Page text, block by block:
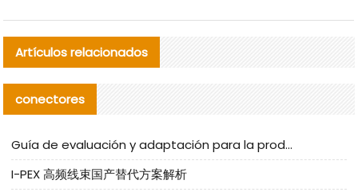
Artículos relacionados
conectores
Guía de evaluación y adaptación para la producción en serie de componentes de cables nacionales para CNC Tech
I-PEX 高频线束国产替代方案解析